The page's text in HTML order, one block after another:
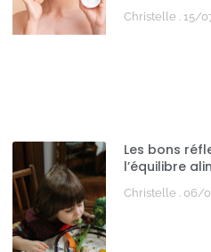
Christelle 15/
Les bons
l’équilibre
Christelle 06/